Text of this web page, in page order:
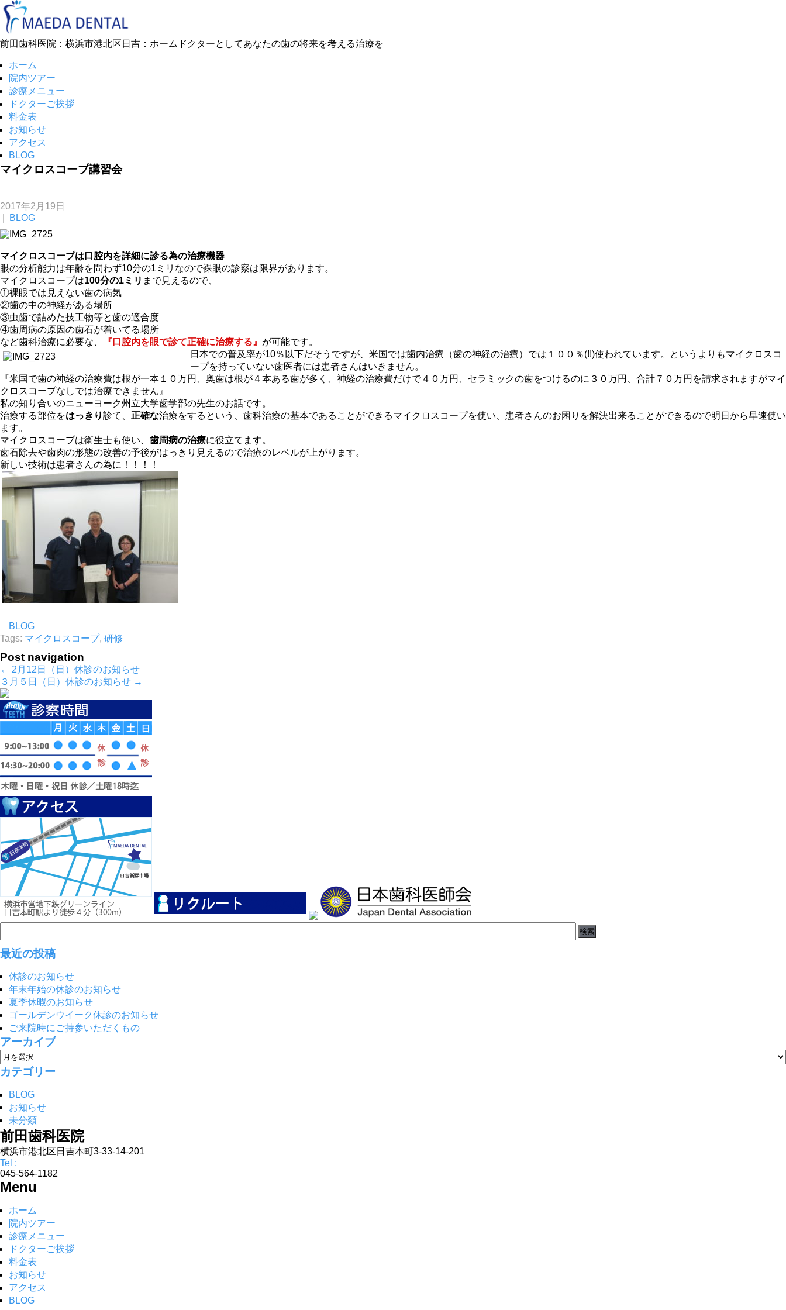
前田歯科医院：横浜市港北区日吉：ホームドクターとしてあなたの歯の将来を考える治療を
ホーム
院内ツアー
診療メニュー
ドクターご挨拶
料金表
お知らせ
アクセス
BLOG
マイクロスコープ講習会
2017年2月19日
BLOG
マイクロスコープは口腔内を詳細に診る為の治療機器
眼の分析能力は年齢を問わず10分の1ミリなので裸眼の診察は限界があります。
マイクロスコープは100分の1ミリ まで見えるので、
①裸眼では見えない歯の病気
②歯の中の神経がある場所
③虫歯で詰めた技工物等と歯の適合度
④歯周病の原因の歯石が着いてる場所
など歯科治療に必要な、
『口腔内を眼で診て正確に治療する』 が可能です。
日本での普及率が10％以下だそうですが、 米国では歯内治療（歯の神経の治療）では１００％(!!)使われています。というよりもマイクロスコ
ープを持っていない歯医者には患者さんはいきません。
『米国で歯の神経の治療費は根が一本１０万円、奥歯は根が４本ある歯が多く、神経の治療費だけで４０万円、セラミックの歯をつけるのに３０万円、合計７０万円を請求されますがマイ
クロスコープなしでは治療できません』
私の知り合いのニューヨーク州立大学歯学部の先生のお話です。
治療する部位をはっきり診て、 正確な治療をするという、歯科治療の基本であることができるマイクロスコープを使い、患者さんのお困りを解決出来ることができるので明日から早速使い
ます。
マイクロスコープは衛生士も使い、 歯周病の治療に役立てます。
歯石除去や歯肉の形態の改善の予後がはっきり見えるので治療のレベルが上がります。
新しい技術は患者さんの為に！！！！
BLOG
Tags: マイクロスコープ, 研修
Post navigation
← 2月12日（日）休診のお知らせ
３月５日（日）休診のお知らせ →
最近の投稿
休診のお知らせ
年末年始の休診のお知らせ
夏季休暇のお知らせ
ゴールデンウイーク休診のお知らせ
ご来院時にご持参いただくもの
アーカイブ
カテゴリー
BLOG
お知らせ
未分類
前田歯科医院
横浜市港北区日吉本町3-33-14-201
Tel :
045-564-1182
Menu
ホーム
院内ツアー
診療メニュー
ドクターご挨拶
料金表
お知らせ
アクセス
BLOG